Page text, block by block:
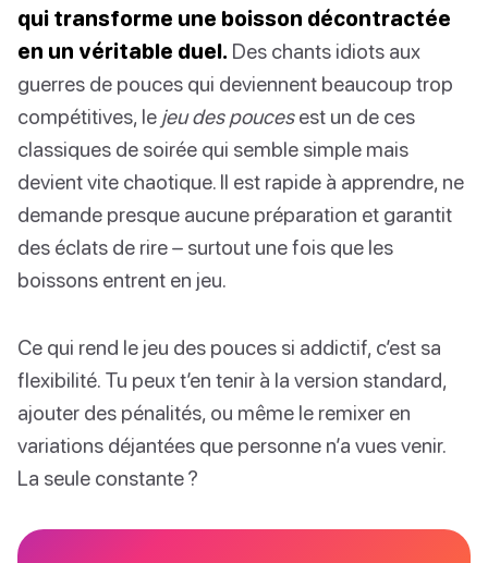
qui transforme une boisson décontractée
en un véritable duel. Des chants idiots aux
guerres de pouces qui deviennent beaucoup trop
compétitives, le jeu des poucesest un de ces
classiques de soirée qui semble simple mais
devient vite chaotique. Il est rapide à apprendre, ne
demande presque aucune préparation et garantit
des éclats de rire – surtout une fois que les
boissons entrent en jeu.
Ce qui rend le jeu des pouces si addictif, c’est sa
flexibilité. Tu peux t’en tenir à la version standard,
ajouter des pénalités, ou même le remixer en
variations déjantées que personne n’a vues venir.
La seule constante ?